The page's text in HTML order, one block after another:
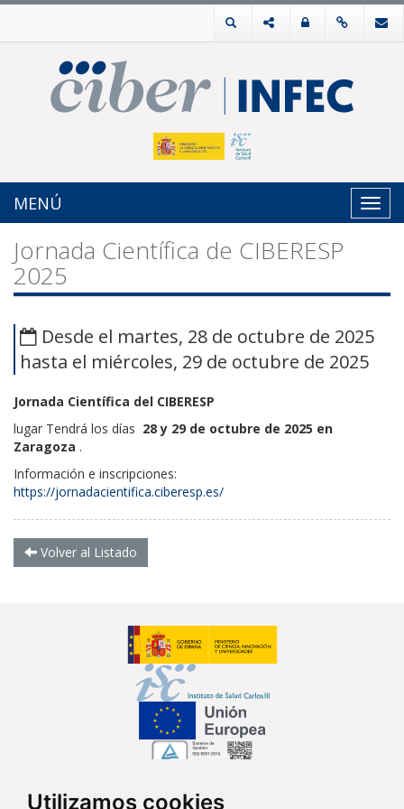
Utilizamos cookies
MENÚ
Jornada Científica de CIBERESP
2025
Desde el martes, 28 de octubre de 2025
hasta el miércoles, 29 de octubre de 2025
Jornada Científica del CIBERESP
lugar Tendrá los días 28 y 29 de octubre de 2025 en
Zaragoza .
Información e inscripciones:
https://jornadacientifica.ciberesp.es/
Volver al Listado